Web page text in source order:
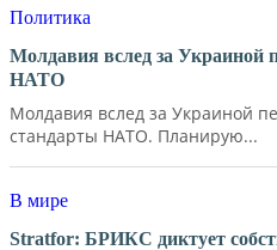
Политика
Молдавия вслед за Украиной
НАТО
Молдавия вслед за Украиной
стандарты НАТО. Планирую...
В мире
Stratfor: БРИКС диктует